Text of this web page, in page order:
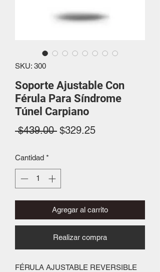
SKU: 300
Soporte Ajustable Con
Férula Para Síndrome
Túnel Carpiano
$439.00 Precio
$329.25Precio
Cantidad *
Agregar al carrito
Realizar compra
FÉRULA AJUSTABLE REVERSIBLE